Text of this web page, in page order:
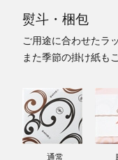
熨斗・梱包
ご用途に合わせたラ
また季節の掛け紙も
通常